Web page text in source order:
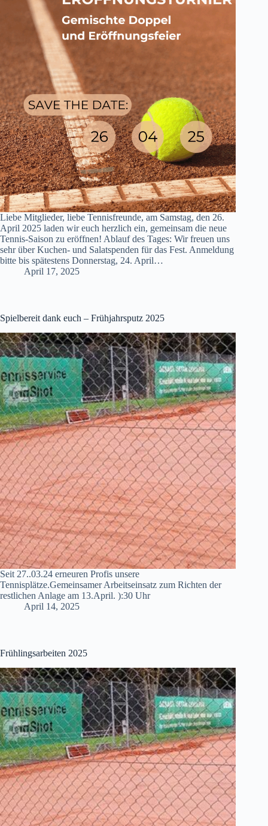
Liebe Mitglieder, liebe Tennisfreunde, am Samstag, den 26.
April 2025 laden wir euch herzlich ein, gemeinsam die neue
Tennis-Saison zu eröffnen! Ablauf des Tages: Wir freuen uns
sehr über Kuchen- und Salatspenden für das Fest. Anmeldung
bitte bis spätestens Donnerstag, 24. April…
April 17, 2025
Spielbereit dank euch – Frühjahrsputz 2025
Seit 27..03.24 erneuren Profis unsere
Tennisplätze.Gemeinsamer Arbeitseinsatz zum Richten der
restlichen Anlage am 13.April. ):30 Uhr
April 14, 2025
Frühlingsarbeiten 2025